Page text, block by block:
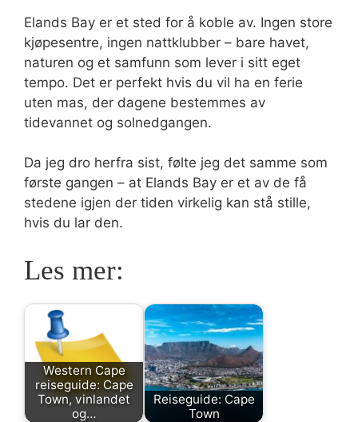
Elands Bay er et sted for å koble av. Ingen store
kjøpesentre, ingen nattklubber – bare havet,
naturen og et samfunn som lever i sitt eget
tempo. Det er perfekt hvis du vil ha en ferie
uten mas, der dagene bestemmes av
tidevannet og solnedgangen.
Da jeg dro herfra sist, følte jeg det samme som
første gangen – at Elands Bay er et av de få
stedene igjen der tiden virkelig kan stå stille,
hvis du lar den.
Les mer:
Western Cape
reiseguide: Cape
Town, vinlandet
og…
Reiseguide: Cape
Town